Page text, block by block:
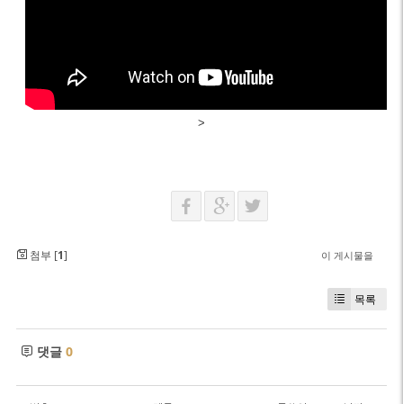
>
첨부 [1] 이 게시물을
목록
댓글 0